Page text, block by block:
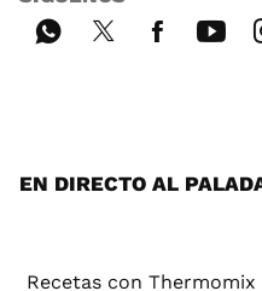
EN DIRECTO AL
Recetas con Thermomix